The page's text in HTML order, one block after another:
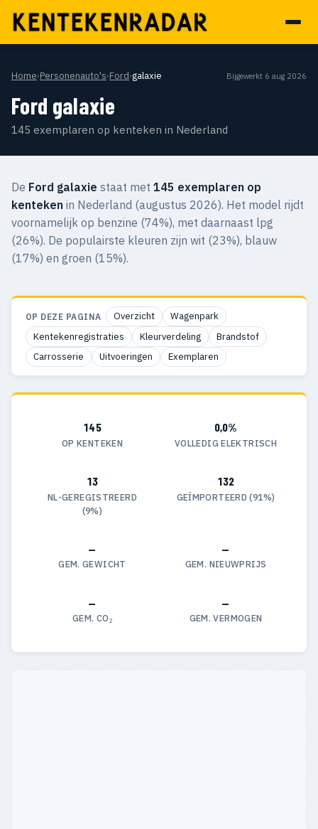
Home›Personenauto's›Ford›galaxie Bijgewerkt 6 aug 2026
Ford galaxie
145 exemplaren op kenteken in Nederland
De Ford galaxie staat met 145 exemplaren op
kenteken in Nederland (augustus 2026). Het model rijdt
voornamelijk op benzine (74%), met daarnaast lpg
(26%). De populairste kleuren zijn wit (23%), blauw
(17%) en groen (15%).
OP DEZE PAGINA Overzicht
Wagenpark
Kentekenregistraties
Kleurverdeling
Brandstof
Carrosserie
Uitvoeringen Exemplaren
145
OP KENTEKEN
0,0%
VOLLEDIG ELEKTRISCH
13
NL-GEREGISTREERD
(9%)
132
GEÏMPORTEERD (91%)
—
GEM. GEWICHT
—
GEM. NIEUWPRIJS
—
GEM. CO₂
—
GEM. VERMOGEN